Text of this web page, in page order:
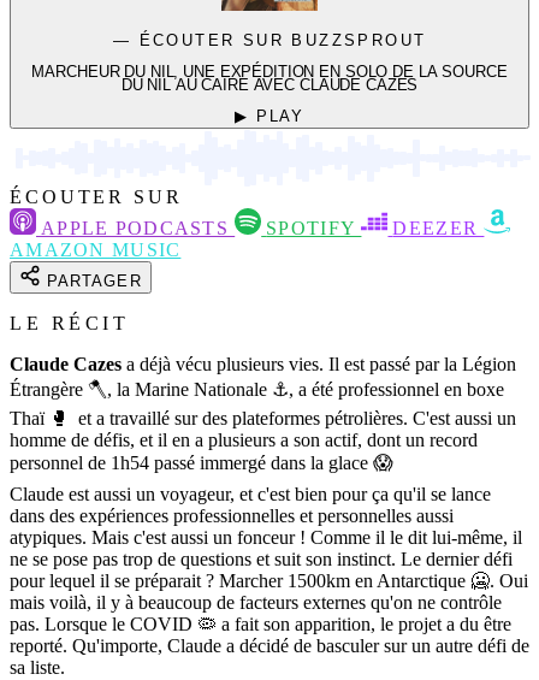
— ÉCOUTER SUR BUZZSPROUT
MARCHEUR DU NIL, UNE EXPÉDITION EN SOLO DE LA SOURCE
DU NIL AU CAIRE AVEC CLAUDE CAZES
▶ PLAY
ÉCOUTER SUR
APPLE PODCASTS
SPOTIFY
DEEZER
AMAZON MUSIC
PARTAGER
LE RÉCIT
Claude Cazes a déjà vécu plusieurs vies. Il est passé par la Légion
Étrangère 🪓, la Marine Nationale ⚓️, a été professionnel en boxe
Thaï 🥊 et a travaillé sur des plateformes pétrolières. C'est aussi un
homme de défis, et il en a plusieurs a son actif, dont un record
personnel de 1h54 passé immergé dans la glace 😱
Claude est aussi un voyageur, et c'est bien pour ça qu'il se lance
dans des expériences professionnelles et personnelles aussi
atypiques. Mais c'est aussi un fonceur ! Comme il le dit lui-même, il
ne se pose pas trop de questions et suit son instinct. Le dernier défi
pour lequel il se préparait ? Marcher 1500km en Antarctique 🥶. Oui
mais voilà, il y à beaucoup de facteurs externes qu'on ne contrôle
pas. Lorsque le COVID 🦠 a fait son apparition, le projet a du être
reporté. Qu'importe, Claude a décidé de basculer sur un autre défi de
sa liste.